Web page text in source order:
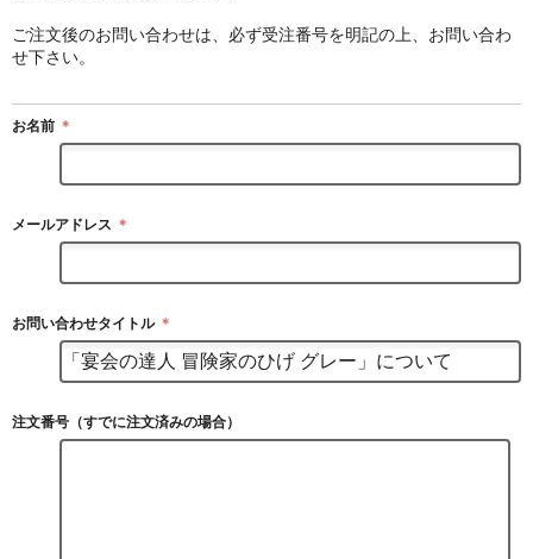
ご注文後のお問い合わせは、必ず受注番号を明記の上、お問い合わ
せ下さい。
お名前 ＊
メールアドレス ＊
お問い合わせタイトル ＊
注文番号（すでに注文済みの場合）